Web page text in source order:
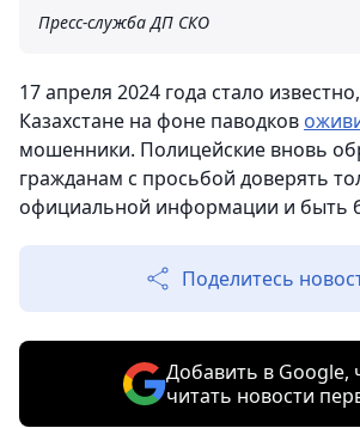
Пресс-служба ДП СКО
17 апреля 2024 года стало
Казахстане на фоне паводков
мошенники. Полицейские вновь
гражданам с просьбой доверять
официальной информации и быть
Поделитесь
Добавить в Google,
читать новости